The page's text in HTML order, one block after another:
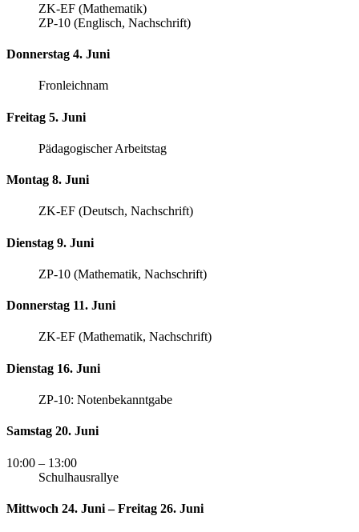
ZK-EF (Mathematik)
ZP-10 (Englisch, Nachschrift)
Donnerstag 4. Juni
Fronleichnam
Freitag 5. Juni
Pädagogischer Arbeitstag
Montag 8. Juni
ZK-EF (Deutsch, Nachschrift)
Dienstag 9. Juni
ZP-10 (Mathematik, Nachschrift)
Donnerstag 11. Juni
ZK-EF (Mathematik, Nachschrift)
Dienstag 16. Juni
ZP-10: Notenbekanntgabe
Samstag 20. Juni
10:00 – 13:00
Schulhausrallye
Mittwoch 24. Juni – Freitag 26. Juni